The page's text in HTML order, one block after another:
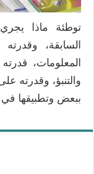
توطئة ماذا
السابقة،
المعلومات،
والتنبؤ، وقدرته
ببعض وتطبيقها في